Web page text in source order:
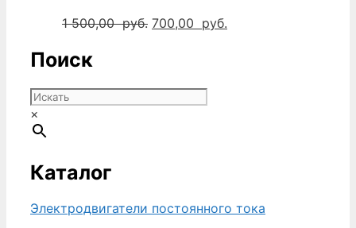
1 500,00руб. Первоначальная
500,00
руб..
700,00 руб.
Поиск
×
Каталог
Электродвигатели постоянного тока